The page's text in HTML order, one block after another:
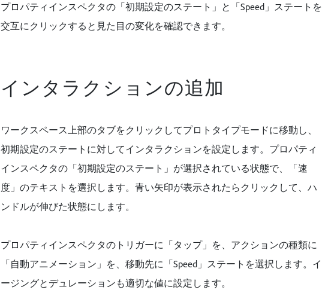
プロパティインスペクタの「初期設定のステート」と「Speed」ステートを
交互にクリックすると見た目の変化を確認できます。
インタラクションの追加
ワークスペース上部のタブをクリックしてプロトタイプモードに移動し、
初期設定のステートに対してインタラクションを設定します。プロパティ
インスペクタの「初期設定のステート」が選択されている状態で、「速
度」のテキストを選択します。青い矢印が表示されたらクリックして、ハ
ンドルが伸びた状態にします。
プロパティインスペクタのトリガーに「タップ」を、アクションの種類に
「自動アニメーション」を、移動先に「Speed」ステートを選択します。イ
ージングとデュレーションも適切な値に設定します。